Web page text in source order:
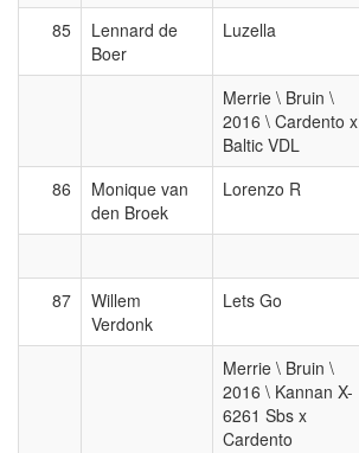
85
Lennard de
Boer
Luzella
Merrie \ Bruin \
2016 \ Cardento x
Baltic VDL
86
Monique van
den Broek
Lorenzo R
87
Willem
Verdonk
Lets Go
Merrie \ Bruin \
2016 \ Kannan X-
6261 Sbs x
Cardento